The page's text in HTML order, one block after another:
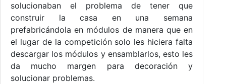
solucionaban el problema de tener que
construir la casa en una semana
prefabricándola en módulos de manera que en
el lugar de la competición solo les hiciera falta
descargar los módulos y ensamblarlos, esto les
da mucho margen para decoración y
solucionar problemas.